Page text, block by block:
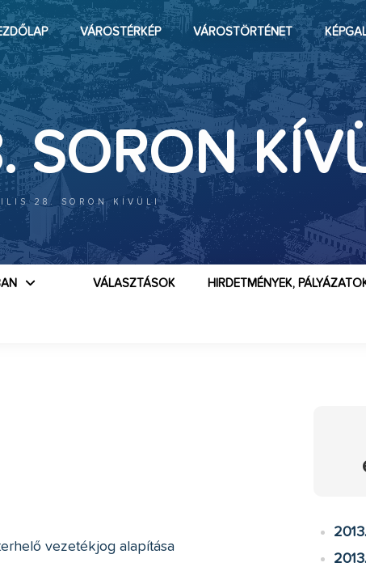
VÁROSTÉRKÉP VÁROSTÖRTÉNET
SORON
28. SORON KÍVÜLI
HIRDETMÉNYEK,
VÁLASZTÁSOK
vezetékjog alapítása